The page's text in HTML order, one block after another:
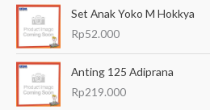
Set Anak Yoko M Hokkya
Rp52.000
Anting 125 Adiprana
Rp219.000